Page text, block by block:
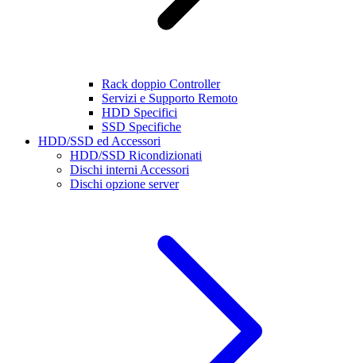
Rack doppio Controller
Servizi e Supporto Remoto
HDD Specifici
SSD Specifiche
HDD/SSD ed Accessori
HDD/SSD Ricondizionati
Dischi interni Accessori
Dischi opzione server